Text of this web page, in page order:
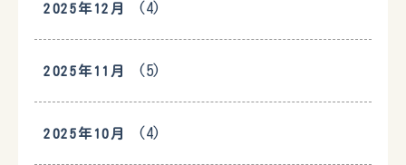
2025年12月 (4)
2025年11月 (5)
2025年10月 (4)